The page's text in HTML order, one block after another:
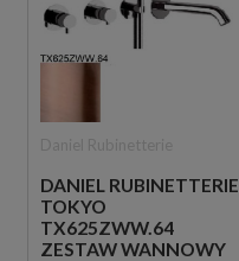
DANIEL RUBINETTERIE
TOKYO
TX625ZWW.64
ZESTAW WANNOWY